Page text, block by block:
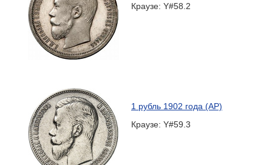
Краузе: Y#58.2
1 рубль 1902 года (АР)
Краузе: Y#59.3